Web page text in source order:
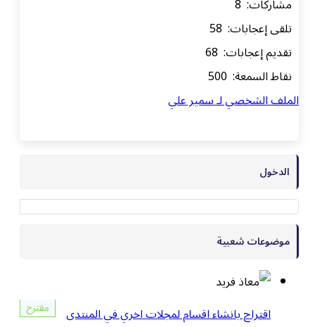
58
68
500
لـ سمير علي
شعبية
مقترح
بانشاء اقسام لمجلات اخري في المنتدى